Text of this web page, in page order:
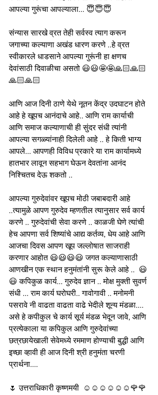
आपल्या गुरूंचा आपल्याला... 😇😇😇
संन्यास सारखे व्रत तेही सर्वस्व त्याग करून
जगाच्या कल्याणा अखंड धारण करणे ..हे व्रत
स्वीकारले धाडसाने आपल्या गुरूंनी हा क्षणच
देवांसाठी दिवाळीचा असतो 😃😃🤩🤩🙏🏻🙏🏻
🙏🏻🙏🏻
आणि आज दिनी ठाणे येथे नूतन केंद्र उदघाटन होते
आहे हे खूपच आनंदाचे आहे.. आणि राम कार्याची
आणि समाज कल्याणाची ही सुंदर संधी त्यांनी
आपल्या सगळ्यांनाही दिलेली आहे .. हे किती भाग्य
आपले... आपणही विविध प्रकारे या राम कार्यामध्ये
हातभार लावून सहभाग घेऊन देवतांना आनंद
निश्चितच देऊ शकतो ..
आपल्या गुरुदेवांवर खूपच मोठी जबाबदारी आहे
..त्यामुळे आपण गुरुदेव म्हणतील त्यानुसार सर्व कार्य
करणे .. गुरुदेवांची सेवा करणे .. काळजी घेणे त्यांची
हेच आपणा सर्व शिष्यांचे आद्य कर्तव्य, धेय आहे आणि
आजचा दिवस आपण खूप जल्लोषात साजराही
करणार आहोत 😃😃😃😃 जगत कल्याणासाठी
आणखीन एक स्थान हनुमंतांनी सुरू केले आहे ..  😃
😃 कपिकुळ कार्य... गुरुदेव ज्ञान .. मोक्ष मुक्ती सुवर्ण
संधी ... राम कार्य घरोघरी.. गावोगावी .. मनोमनी
पसरावे नी वाढता वाढता वाढे भेदीले शून्य मंडळा....
असे हे कपीकुल चे कार्य सूर्य मंडळ भेदून जावे, आणि
प्रत्येकाला या कपिकुल आणि गुरुदेवांच्या
छत्रछायेखाली सेवेमध्ये रममाण होण्याची बुद्धी आणि
इच्छा व्हावी ही आज दिनी श्री हनुमंता चरणी
प्रार्थना....
🌷 उत्तराधिकारी कृष्णमयी  ☺️☺️☺️☺️☺️☺️🌹🌹